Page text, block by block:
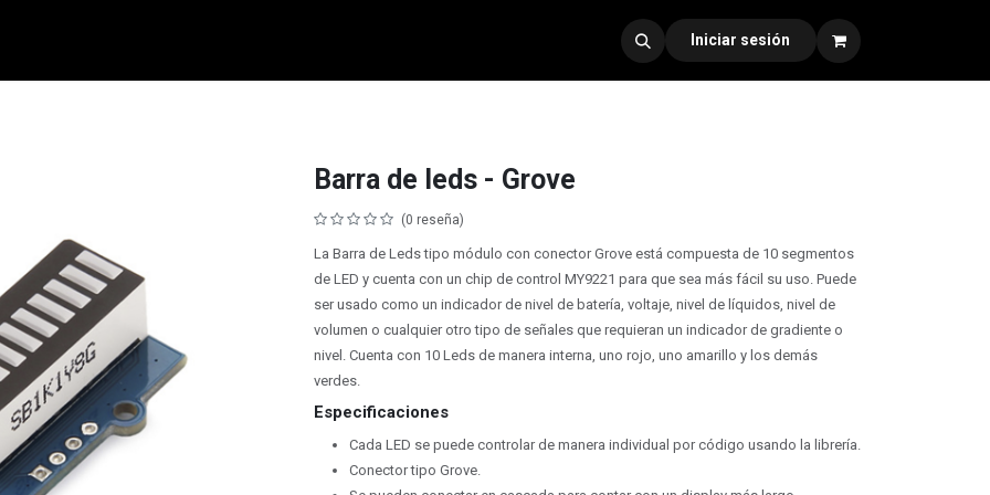
Iniciar sesión
Barra de leds - Grove
(0 reseña)
La Barra de Leds tipo módulo con conector Grove está compuesta de 10 segmentos
de LED y cuenta con un chip de control MY9221 para que sea más fácil su uso. Puede
ser usado como un indicador de nivel de batería, voltaje, nivel de líquidos, nivel de
volumen o cualquier otro tipo de señales que requieran un indicador de gradiente o
nivel. Cuenta con 10 Leds de manera interna, uno rojo, uno amarillo y los demás
verdes.
Especificaciones
Cada LED se puede controlar de manera individual por código usando la librería.
Conector tipo Grove.